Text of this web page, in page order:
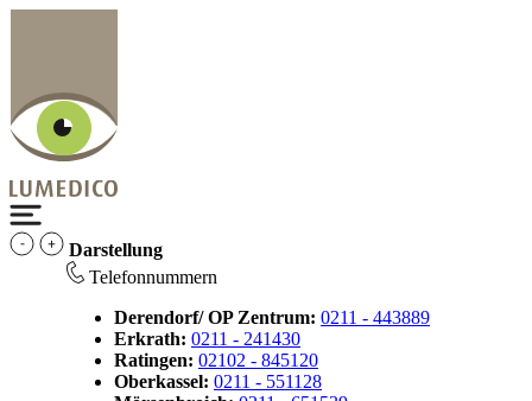
Darstellung
Telefonnummern
Derendorf/ OP Zentrum: 0211 - 443889
Erkrath: 0211 - 241430
Ratingen: 02102 - 845120
Oberkassel: 0211 - 551128